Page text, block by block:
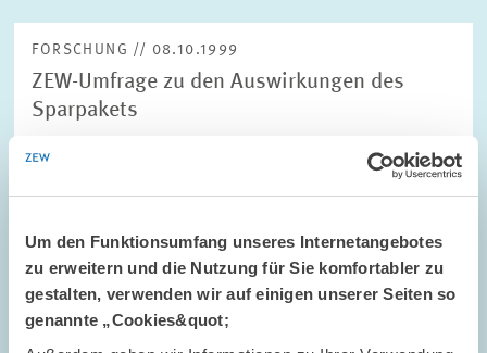
Um den Funktionsumfang unseres Internetangebotes
zu erweitern und die Nutzung für Sie komfortabler zu
gestalten, verwenden wir auf einigen unserer Seiten so
genannte „Cookies&quot;
FORSCHUNG // 08.10.1999
ZEW-Umfrage zu den Auswirkungen des
Sparpakets
Das geplante Reformpaket von Finanzminister Eichel wird keinen
Einfluß auf die derzeitige Arbeitsmarktlage haben. Das ist das
PRESSE UND REDAKTION
ZEW-UMFRAGE
REFORM